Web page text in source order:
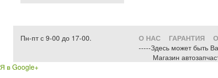
Пн-пт с 9-00 до 17-00. О НАС ГАРАНТИЯ
-----Здесь может быть
Магазин
Я в Google+